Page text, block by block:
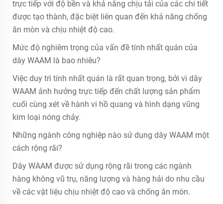
trực tiếp với độ bền và khả năng chịu tải của các chi tiết
được tạo thành, đặc biệt liên quan đến khả năng chống
ăn mòn và chịu nhiệt độ cao.
Mức độ nghiêm trọng của vấn đề tính nhất quán của
dây WAAM là bao nhiêu?
Việc duy trì tính nhất quán là rất quan trọng, bởi vì dây
WAAM ảnh hưởng trực tiếp đến chất lượng sản phẩm
cuối cùng xét về hành vi hồ quang và hình dạng vũng
kim loại nóng chảy.
Những ngành công nghiệp nào sử dụng dây WAAM một
cách rộng rãi?
Dây WAAM được sử dụng rộng rãi trong các ngành
hàng không vũ trụ, năng lượng và hàng hải do nhu cầu
về các vật liệu chịu nhiệt độ cao và chống ăn mòn.